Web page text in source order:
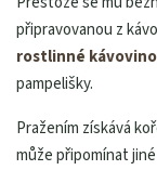
připravovanou z
rostlinné
pampelišky.
Pražením získává
může připomínat